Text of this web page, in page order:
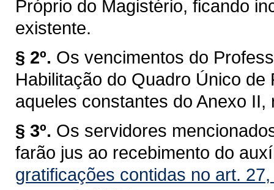
Próprio do Magistério, ficando
existente.
§ 2º. Os vencimentos do
Habilitação do Quadro Único
aqueles constantes do Anexo
§ 3º. Os servidores
farão jus ao recebimento do
gratificações contidas no art.